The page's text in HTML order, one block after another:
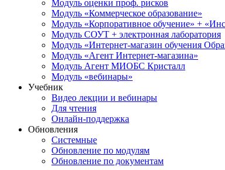
Модуль оценки проф. рисков
Модуль «Коммерческое образование»
Модуль «Корпоративное обучение» +
Модуль СОУТ + электронная лаборатория
Модуль «Интернет-магазин обучения
Модуль «Агент Интернет-магазина»
Модуль Агент МИОБС Кристалл
Модуль «вебинары»
Учебник
Видео лекции и вебинары
Для чтения
Онлайн-поддержка
Обновления
Системные
Обновление по модулям
Обновление по документам